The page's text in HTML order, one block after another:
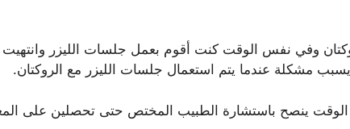
وفي نفس الوقت كنت أقوم بعمل جلسات الليزر
مشكلة عندما يتم استعمال جلسات الليزر مع الروكتان.
ينصح باستشارة الطبيب المختص حتى تحصلين على